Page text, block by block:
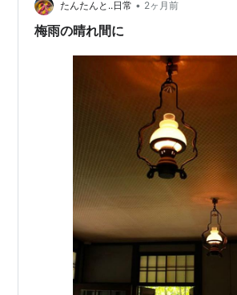
湯でボイルして、フライパンで軽く焼い
柔らかい 美味しい鰻だった(ありがとう
たんたんと..日常 • 2ヶ月前
梅雨の晴れ間に